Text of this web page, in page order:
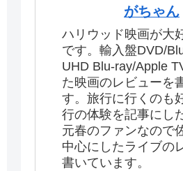
がちゃん
ハリウッド映画が大
です。輸入盤DVD/
UHD Blu-ray/Apple
た映画のレビューを
す。旅行に行くのも
行の体験を記事にし
元春のファンなので
中心にしたライブの
書いています。